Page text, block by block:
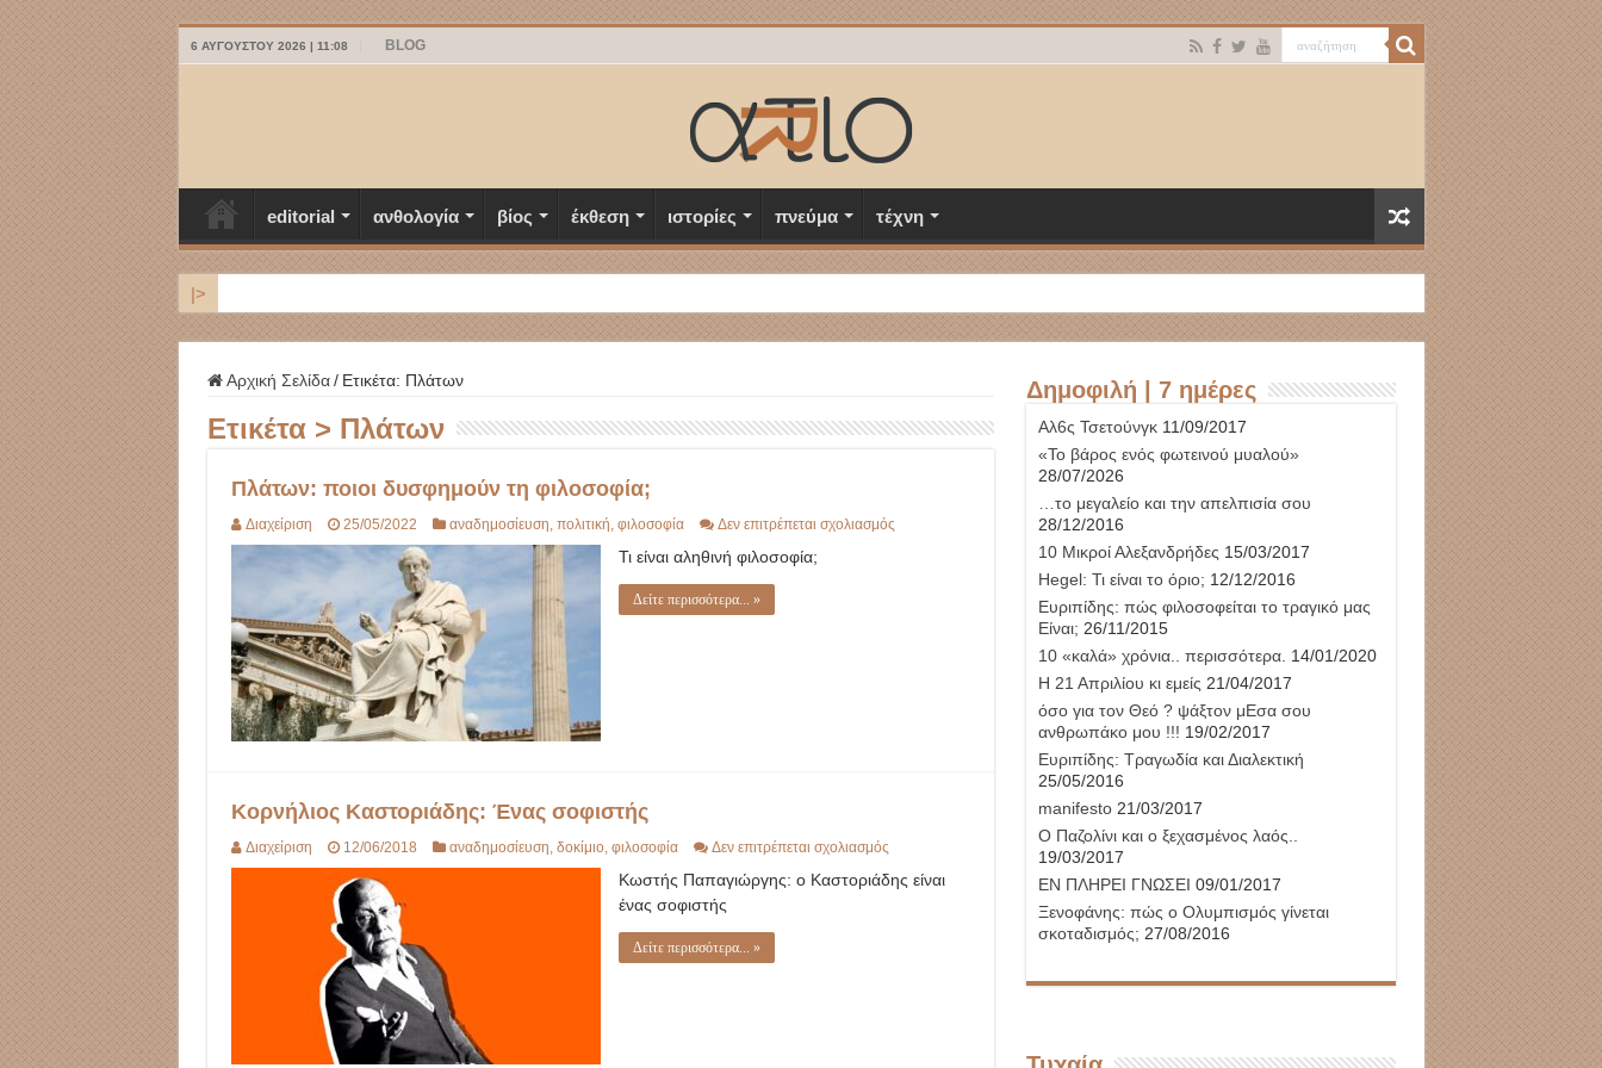
6 ΑΥΓΟΎΣΤΟΥ 2026 | 11:08 BLOG
editorial ανθολογία βίος έκθεση ιστορίες πνεύμα τέχνη
|>
Αρχική Σελίδα / Ετικέτα: Πλάτων
Ετικέτα > Πλάτων
Πλάτων: ποιοι δυσφημούν τη φιλοσοφία;
Διαχείριση 25/05/2022 αναδημοσίευση πολιτική φιλοσοφία Δεν επιτρέπεται σχολιασμόςστο
Τι είναι αληθινή φιλοσοφία;
Δείτε περισσότερα... »
Κορνήλιος Καστοριάδης: Ένας σοφιστής
Διαχείριση 12/06/2018 αναδημοσίευση δοκίμιο, φιλοσοφία Δεν επιτρέπεται σχολιασμόςστο
Καστοριάδης:
Κωστής Παπαγιώργης: ο Καστοριάδης είναι
ένας σοφιστής
Δείτε περισσότερα... »
Δημοφιλή | 7 ημέρες
Αλ6ς Τσετούνγκ11/09/2017
«Το βάρος ενός φωτεινού μυαλού»
28/07/2026
…το μεγαλείο και την απελπισία σου
28/12/2016
10 Μικροί Αλεξανδρήδες 15/03/2017
Hegel: Τι είναι το όριο; 12/12/2016
Ευριπίδης: πώς φιλοσοφείται το τραγικό μας
Είναι; 26/11/2015
10 «καλά» χρόνια.. περισσότερα. 14/01/2020
Η 21 Απριλίου κι εμείς 21/04/2017
όσο για τον Θεό ? ψάξτον μΕσα σου
ανθρωπάκο μου !!! 19/02/2017
Ευριπίδης: Τραγωδία και Διαλεκτική
25/05/2016
manifesto21/03/2017
Ο Παζολίνι και ο ξεχασμένος λαός..
19/03/2017
ΕΝ ΠΛΗΡΕΙ ΓΝΩΣΕΙ 09/01/2017
Ξενοφάνης: πώς ο Ολυμπισμός γίνεται
σκοταδισμός; 27/08/2016